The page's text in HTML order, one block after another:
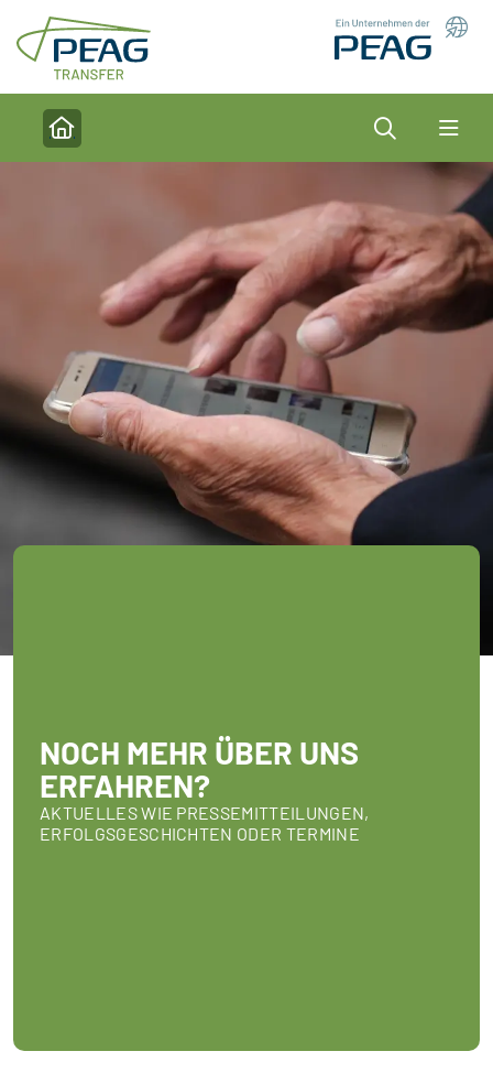
Direkt zu den Inhalten springen
Home
Suche
NOCH MEHR ÜBER UNS
ERFAHREN?
AKTUELLES WIE PRESSEMITTEILUNGEN,
ERFOLGSGESCHICHTEN ODER TERMINE